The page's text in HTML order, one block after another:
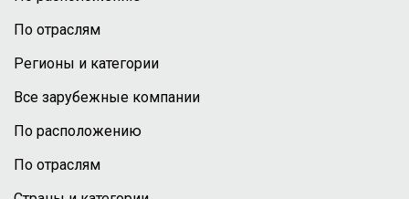
По отраслям
Регионы и категории
Все зарубежные компании
По расположению
По отраслям